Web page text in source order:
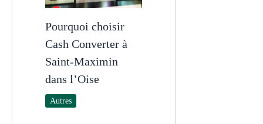
Pourquoi choisir
Cash Converter à
Saint-Maximin
dans l’Oise
Autres